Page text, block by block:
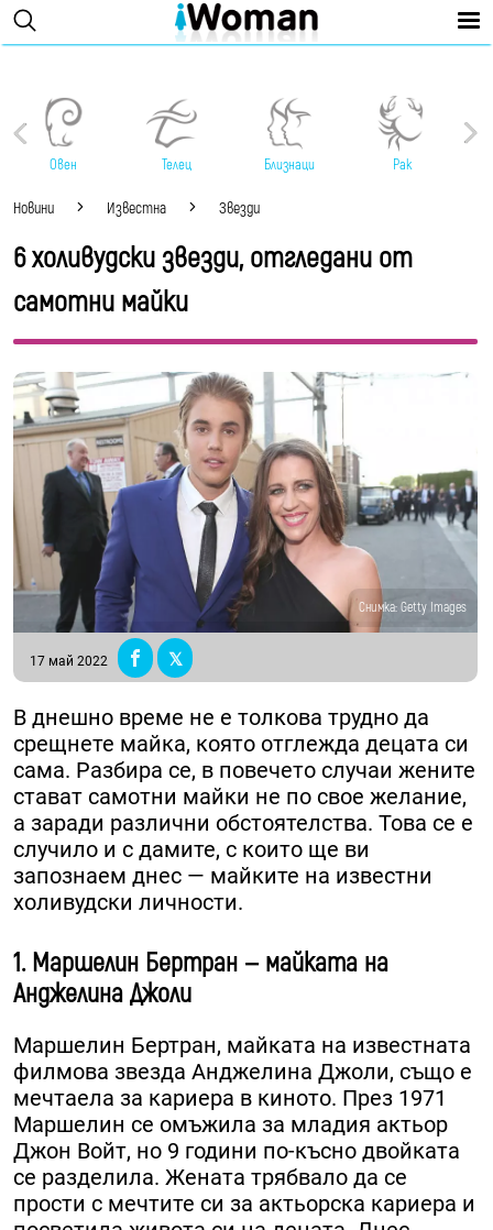
Овен Телец Близнаци Рак
Новини Известна Звезди
6 холивудски звезди, отгледани от
самотни майки
Снимка: Getty Images
17 май 2022
В днешно време не е толкова трудно да
срещнете майка, която отглежда децата си
сама. Разбира се, в повечето случаи жените
стават самотни майки не по свое желание,
а заради различни обстоятелства. Това се е
случило и с дамите, с които ще ви
запознаем днес — майките на известни
холивудски личности.
1. Маршелин Бертран — майката на
Анджелина Джоли
Маршелин Бертран, майката на известната
филмова звезда Анджелина Джоли, също е
мечтаела за кариера в киното. През 1971
Маршелин се омъжила за младия актьор
Джон Войт, но 9 години по-късно двойката
се разделила. Жената трябвало да се
прости с мечтите си за актьорска кариера и